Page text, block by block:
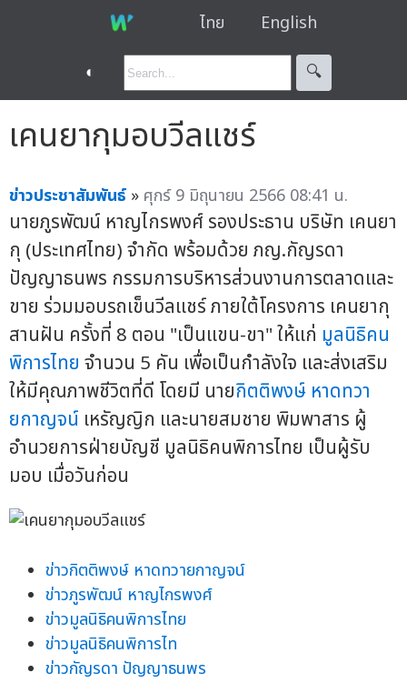
ไทย English
◐ 🔍︎
เคนยากุมอบวีลแชร์
ข่าวประชาสัมพันธ์ » ศุกร์ 9 มิถุนายน 2566 08:41 น.
นายภูรพัฒน์ หาญไกรพงศ์ รองประธาน บริษัท เคนยา
กุ (ประเทศไทย) จำกัด พร้อมด้วย ภญ.กัญรดา
ปัญญาธนพร กรรมการบริหารส่วนงานการตลาดและ
ขาย ร่วมมอบรถเข็นวีลแชร์ ภายใต้โครงการ เคนยากุ
สานฝัน ครั้งที่ 8 ตอน "เป็นแขน-ขา" ให้แก่ มูลนิธิคน
พิการไทย จำนวน 5 คัน เพื่อเป็นกำลังใจ และส่งเสริม
ให้มีคุณภาพชีวิตที่ดี โดยมี นายกิตติพงษ์ หาดทวา
ยกาญจน์ เหรัญญิก และนายสมชาย พิมพาสาร ผู้
อำนวยการฝ่ายบัญชี มูลนิธิคนพิการไทย เป็นผู้รับ
มอบ เมื่อวันก่อน
ข่าวกิตติพงษ์ หาดทวายกาญจน์
ข่าวภูรพัฒน์ หาญไกรพงศ์
ข่าวมูลนิธิคนพิการไทย
ข่าวมูลนิธิคนพิการไท
ข่าวกัญรดา ปัญญาธนพร